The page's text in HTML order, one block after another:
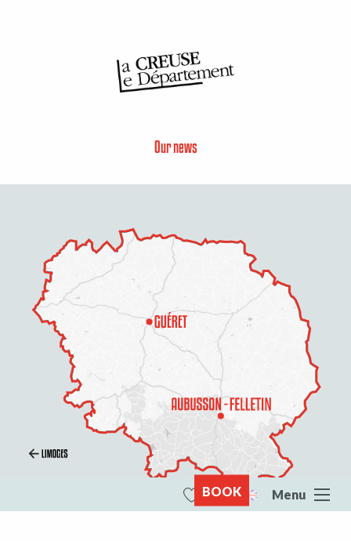
Menu
Search
Our news
BOOK